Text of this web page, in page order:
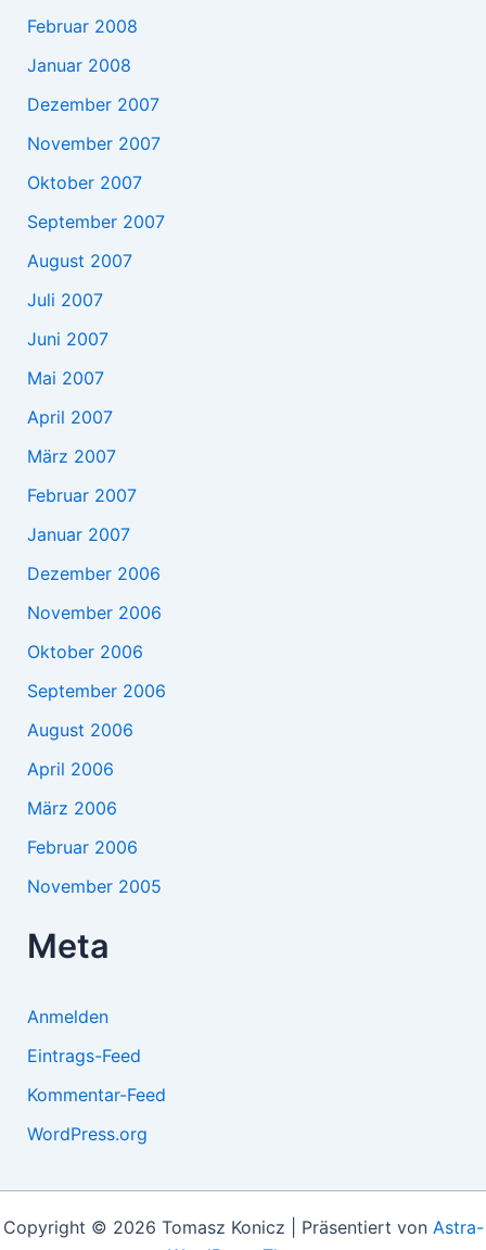
Februar 2008
Januar 2008
Dezember 2007
November 2007
Oktober 2007
September 2007
August 2007
Juli 2007
Juni 2007
Mai 2007
April 2007
März 2007
Februar 2007
Januar 2007
Dezember 2006
November 2006
Oktober 2006
September 2006
August 2006
April 2006
März 2006
Februar 2006
November 2005
Meta
Anmelden
Eintrags-Feed
Kommentar-Feed
WordPress.org
Copyright © 2026 Tomasz Konicz | Präsentiert von Astra-